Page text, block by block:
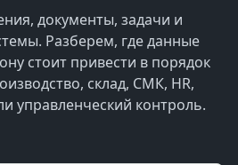
документы, задачи и
Разберем, где данные
стоит привести в порядок
склад, СМК, HR,
управленческий контроль.